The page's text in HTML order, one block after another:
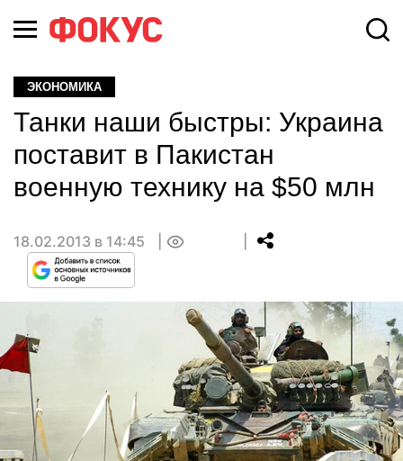
ЭКОНОМИКА
Танки наши быстры: Украина
поставит в Пакистан
военную технику на $50 млн
18.02.2013 в 14:45